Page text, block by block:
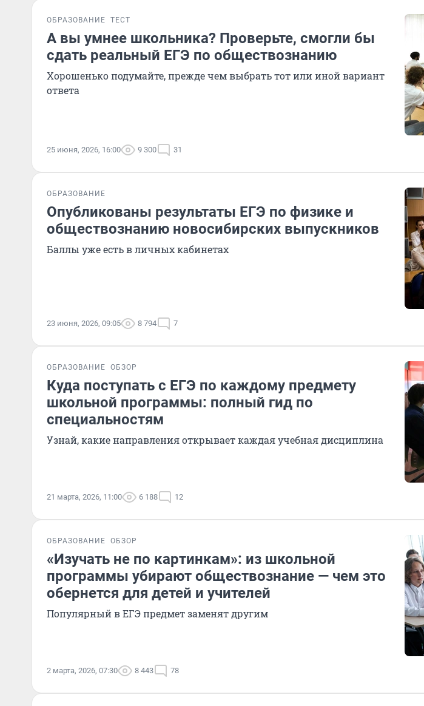
ОБРАЗОВАНИЕ ТЕСТ
А вы умнее школьника? Проверьте, смогли бы
сдать реальный ЕГЭ по обществознанию
Хорошенько подумайте, прежде чем выбрать тот или иной вариант
ответа
25 июня, 2026, 16:00 9 300 31
ОБРАЗОВАНИЕ
Опубликованы результаты ЕГЭ по физике и
обществознанию новосибирских выпускников
Баллы уже есть в личных кабинетах
23 июня, 2026, 09:05 8 794 7
ОБРАЗОВАНИЕ ОБЗОР
Куда поступать с ЕГЭ по каждому предмету
школьной программы: полный гид по
специальностям
Узнай, какие направления открывает каждая учебная дисциплина
21 марта, 2026, 11:00 6 188 12
ОБРАЗОВАНИЕ ОБЗОР
«Изучать не по картинкам»: из школьной
программы убирают обществознание — чем это
обернется для детей и учителей
Популярный в ЕГЭ предмет заменят другим
2 марта, 2026, 07:30 8 443 78